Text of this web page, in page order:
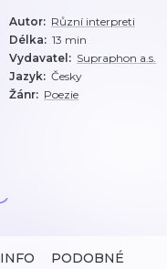
Autor: Různí interpreti
Délka: 13 min
Vydavatel : Supraphon a.s.
Jazyk: Česky
Žánr: Poezie
INFO PODOBNÉ